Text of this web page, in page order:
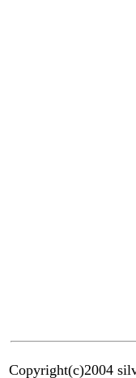
Copyright(c)2004